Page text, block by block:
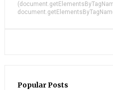
Popular Posts